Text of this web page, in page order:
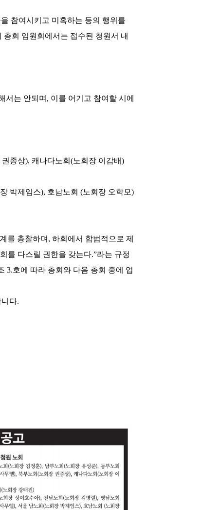
참여시키고 미혹하는 등의 행위를
회 임원회에서는 접수된 청원서 내
서는 안되며 , 이를 어기고 참여할 시에
권종상), 캐나다노회 (노회장 이갑배)
박제임스), 호남노회 (노회장 오학모)
를 총찰하며 , 하회에서 합법적으로 제
를 다스릴 권한을 갖는다.”라는 규정
3.호에 따라 총회와 다음 총회 중에 업
니다.